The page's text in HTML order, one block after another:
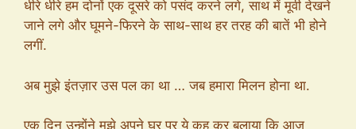
धीरे धीरे हम दोनों एक दूसरे को पसंद करने लगे, साथ में मूवी देखने
जाने लगे और घूमने-फिरने के साथ-साथ हर तरह की बातें भी होने
लगीं.
अब मुझे इंतज़ार उस पल का था … जब हमारा मिलन होना था.
एक दिन उन्होंने मुझे अपने घर पर ये कह कर बुलाया कि आज